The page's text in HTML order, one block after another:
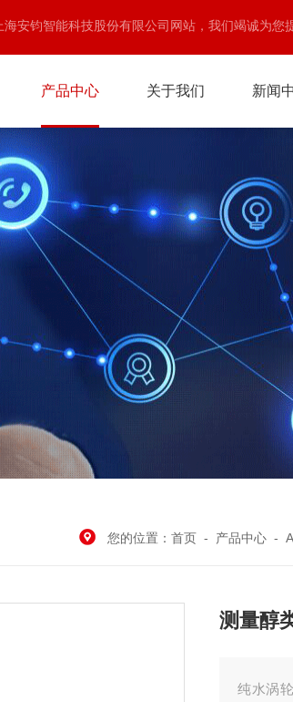
海安钧智能科技股份有限公司网站，我们竭诚为您
产品中心 关于我们 新闻
您的位置：首页 - 产品中心 -
测量醇
纯水涡